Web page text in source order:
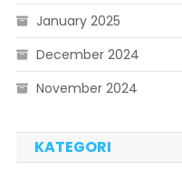
January 2025
December 2024
November 2024
KATEGORI